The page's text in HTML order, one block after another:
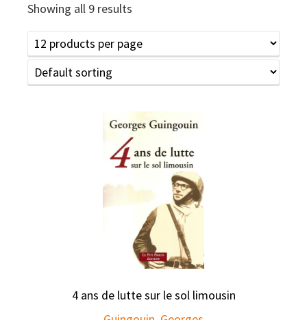
Showing all 9 results
4 ans de lutte sur le sol limousin